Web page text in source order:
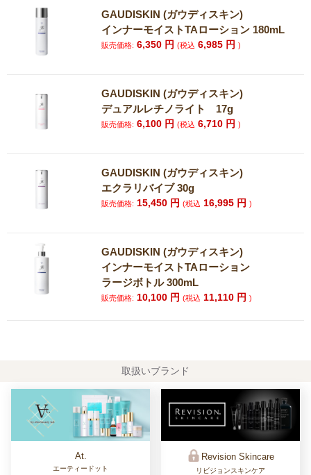
GAUDISKIN (ガウディスキン)
インナーモイストTAローション 180mL
販売価格: 6,350 円(税込 6,985 円)
GAUDISKIN (ガウディスキン)
デュアルレチノライト 17g
販売価格: 6,100 円(税込 6,710 円)
GAUDISKIN (ガウディスキン)
エクラリバイブ 30g
販売価格: 15,450 円(税込 16,995 円)
GAUDISKIN (ガウディスキン)
インナーモイストTAローション
ラージボトル 300mL
販売価格: 10,100 円(税込 11,110 円)
取扱いブランド
At.
エーティードット
Revision Skincare
リビジョンスキンケア